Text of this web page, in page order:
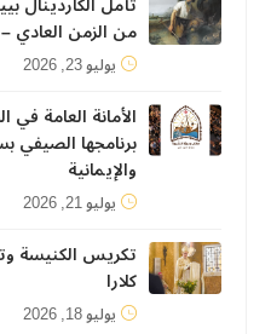
من الزمن العادي
يوليو 23, 2026
الأمانة العامة
برنامجها الصيفي
والإيمانية
يوليو 21, 2026
تكريس الكنيسة
كلارا
يوليو 18, 2026